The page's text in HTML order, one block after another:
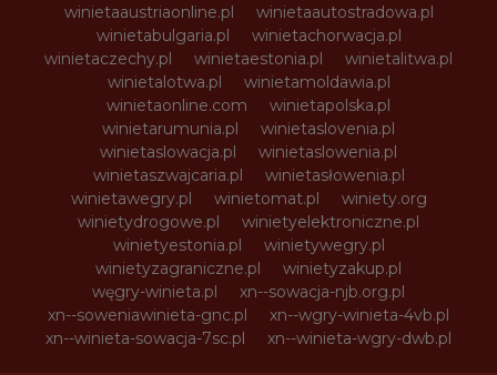
winietaaustriaonline.pl
winietaautostradowa.pl
winietabulgaria.pl
winietachorwacja.pl
winietaczechy.pl
winietaestonia.pl
winietalitwa.pl
winietalotwa.pl
winietamoldawia.pl
winietaonline.com
winietapolska.pl
winietarumunia.pl
winietaslovenia.pl
winietaslowacja.pl
winietaslowenia.pl
winietaszwajcaria.pl
winietasłowenia.pl
winietawegry.pl
winietomat.pl
winiety.org
winietydrogowe.pl
winietyelektroniczne.pl
winietyestonia.pl
winietywegry.pl
winietyzagraniczne.pl
winietyzakup.pl
węgry-winieta.pl
xn--sowacja-njb.org.pl
xn--soweniawinieta-gnc.pl
xn--wgry-winieta-4vb.pl
xn--winieta-sowacja-7sc.pl
xn--winieta-wgry-dwb.pl